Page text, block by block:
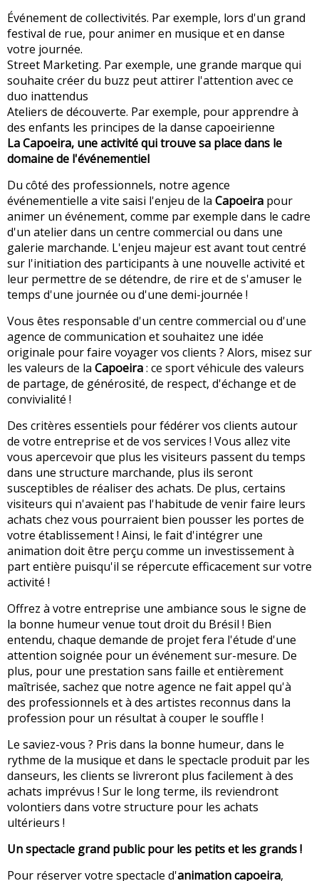
Événement de collectivités. Par exemple, lors d'un grand
festival de rue, pour animer en musique et en danse
votre journée.
Street Marketing. Par exemple, une grande marque qui
souhaite créer du buzz peut attirer l'attention avec ce
duo inattendus
Ateliers de découverte. Par exemple, pour apprendre à
des enfants les principes de la danse capoeirienne
La Capoeira, une activité qui trouve sa place dans le
domaine de l'événementiel
Du côté des professionnels, notre agence
événementielle a vite saisi l'enjeu de la Capoeira pour
animer un événement, comme par exemple dans le cadre
d'un atelier dans un centre commercial ou dans une
galerie marchande. L'enjeu majeur est avant tout centré
sur l'initiation des participants à une nouvelle activité et
leur permettre de se détendre, de rire et de s'amuser le
temps d'une journée ou d'une demi-journée !
Vous êtes responsable d'un centre commercial ou d'une
agence de communication et souhaitez une idée
originale pour faire voyager vos clients ? Alors, misez sur
les valeurs de la Capoeira: ce sport véhicule des valeurs
de partage, de générosité, de respect, d'échange et de
convivialité !
Des critères essentiels pour fédérer vos clients autour
de votre entreprise et de vos services ! Vous allez vite
vous apercevoir que plus les visiteurs passent du temps
dans une structure marchande, plus ils seront
susceptibles de réaliser des achats. De plus, certains
visiteurs qui n'avaient pas l'habitude de venir faire leurs
achats chez vous pourraient bien pousser les portes de
votre établissement ! Ainsi, le fait d'intégrer une
animation doit être perçu comme un investissement à
part entière puisqu'il se répercute efficacement sur votre
activité !
Offrez à votre entreprise une ambiance sous le signe de
la bonne humeur venue tout droit du Brésil ! Bien
entendu, chaque demande de projet fera l'étude d'une
attention soignée pour un événement sur-mesure. De
plus, pour une prestation sans faille et entièrement
maîtrisée, sachez que notre agence ne fait appel qu'à
des professionnels et à des artistes reconnus dans la
profession pour un résultat à couper le souffle !
Le saviez-vous ? Pris dans la bonne humeur, dans le
rythme de la musique et dans le spectacle produit par les
danseurs, les clients se livreront plus facilement à des
achats imprévus ! Sur le long terme, ils reviendront
volontiers dans votre structure pour les achats
ultérieurs !
Un spectacle grand public pour les petits et les grands !
Pour réserver votre spectacle d'animation capoeira,